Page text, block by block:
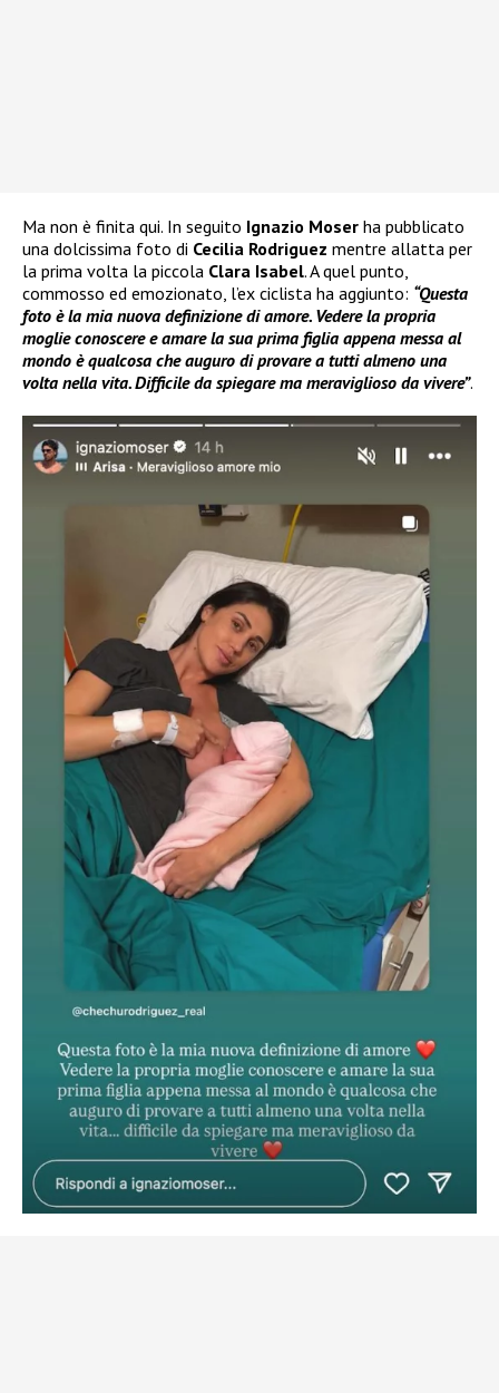
Ma non è finita qui. In seguito Ignazio Moser ha pubblicato
una dolcissima foto di Cecilia Rodriguez mentre allatta per
la prima volta la piccola Clara Isabel. A quel punto,
commosso ed emozionato, l’ex ciclista ha aggiunto: “Questa
foto è la mia nuova definizione di amore. Vedere la propria
moglie conoscere e amare la sua prima figlia appena messa al
mondo è qualcosa che auguro di provare a tutti almeno una
volta nella vita. Difficile da spiegare ma meraviglioso da vivere”.